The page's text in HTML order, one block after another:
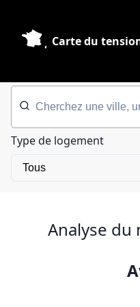
Carte du
Type de logement
Analyse du